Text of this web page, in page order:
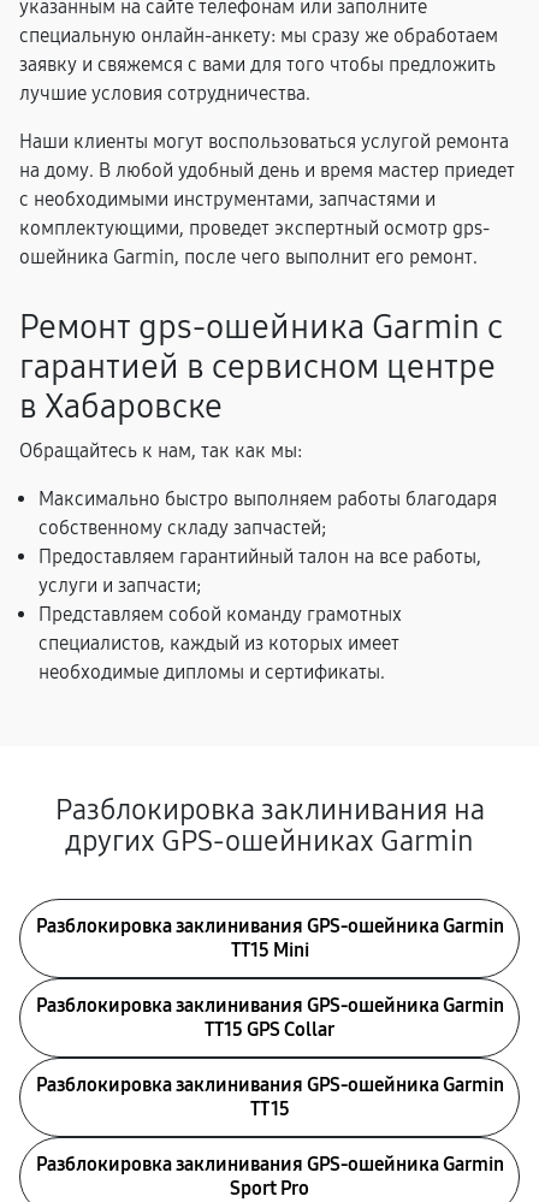
указанным на сайте телефонам или заполните
специальную онлайн-анкету: мы сразу же обработаем
заявку и свяжемся с вами для того чтобы предложить
лучшие условия сотрудничества.
Наши клиенты могут воспользоваться услугой ремонта
на дому. В любой удобный день и время мастер приедет
с необходимыми инструментами, запчастями и
комплектующими, проведет экспертный осмотр gps-
ошейника Garmin, после чего выполнит его ремонт.
Ремонт gps-ошейника Garmin с
гарантией в сервисном центре
в Хабаровске
Обращайтесь к нам, так как мы:
Максимально быстро выполняем работы благодаря
собственному складу запчастей;
Предоставляем гарантийный талон на все работы,
услуги и запчасти;
Представляем собой команду грамотных
специалистов, каждый из которых имеет
необходимые дипломы и сертификаты.
Разблокировка заклинивания на
других GPS-ошейниках Garmin
Разблокировка заклинивания GPS-ошейника Garmin
TT15 Mini
Разблокировка заклинивания GPS-ошейника Garmin
TT15 GPS Collar
Разблокировка заклинивания GPS-ошейника Garmin
TT 15
Разблокировка заклинивания GPS-ошейника Garmin
Sport Pro